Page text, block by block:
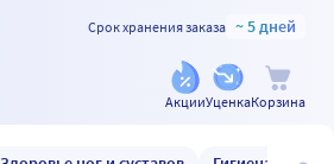
Срок хранения заказа ~ 5 дней
АкцииУценкаКорзина